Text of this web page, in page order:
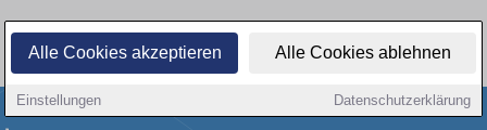
Alle Cookies akzeptieren Alle Cookies ablehnen
Einstellungen Datenschutzerklärung